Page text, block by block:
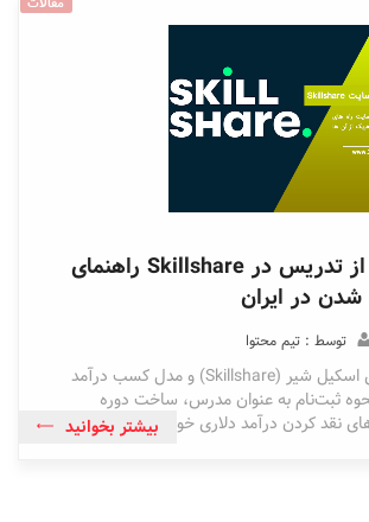
کسب درآمد از تدریس در Skillshare راهنمای
در ایران
توسط : تیم محتوا
با پلتفرم آموزشی اسکیل شیر (Skillshare) و مدل کسب درآمد
ثبت‌نام به عنوان مدرس، ساخت دوره
نقد کردن درآمد دلاری خود را بیاموزید.
بیشتر بخوانید